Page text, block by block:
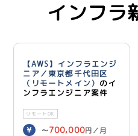
インフラ
【AWS】インフラエンジ
ニア／東京都千代田区
（リモートメイン） のイ
ンフラエンジニア案件
リモートOK
〜700,000円／月